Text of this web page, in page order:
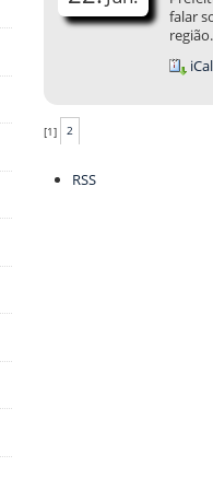
falar
iCal
[1] 2
do
RSS